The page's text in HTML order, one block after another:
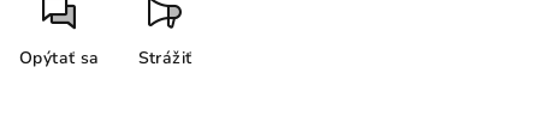
Opýtať sa Strážiť